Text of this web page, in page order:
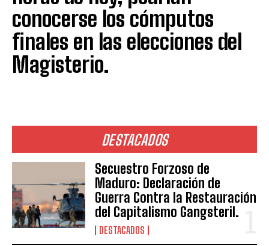
DESTACADOS
Secuestro Forzoso de
Maduro: Declaración de
Guerra Contra la Restauración
del Capitalismo Gangsteril.
DESTACADOS
conocerse los cómputos
finales en las elecciones del
Magisterio.